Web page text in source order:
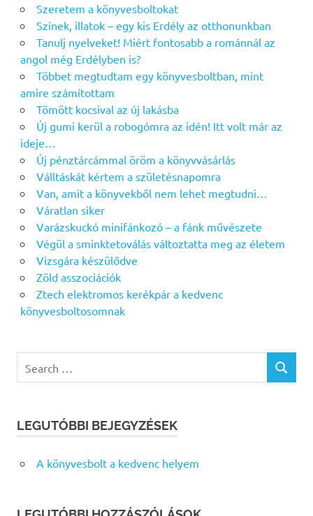
Szeretem a könyvesboltokat
Színek, illatok – egy kis Erdély az otthonunkban
Tanulj nyelveket! Miért fontosabb a románnál az
angol még Erdélyben is?
Többet megtudtam egy könyvesboltban, mint
amire számítottam
Tömött kocsival az új lakásba
Új gumi kerül a robogómra az idén! Itt volt már az
ideje…
Új pénztárcámmal öröm a könyvvásárlás
Válltáskát kértem a születésnapomra
Van, amit a könyvekből nem lehet megtudni…
Váratlan siker
Varázskuckó minifánkozó – a fánk művészete
Végül a sminktetoválás változtatta meg az életem
Vizsgára készülődve
Zöld asszociációk
Ztech elektromos kerékpár a kedvenc
könyvesboltosomnak
for:
SEARCH
LEGUTÓBBI BEJEGYZÉSEK
A könyvesbolt a kedvenc helyem